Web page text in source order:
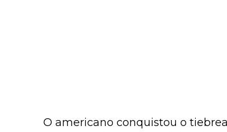
O americano conquistou o